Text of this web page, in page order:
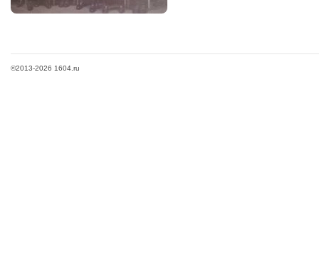
©2013-2026 1604.ru